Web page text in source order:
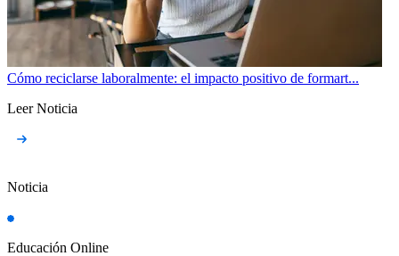
Cómo reciclarse laboralmente: el impacto positivo de formart...
Leer Noticia
Noticia
Educación Online